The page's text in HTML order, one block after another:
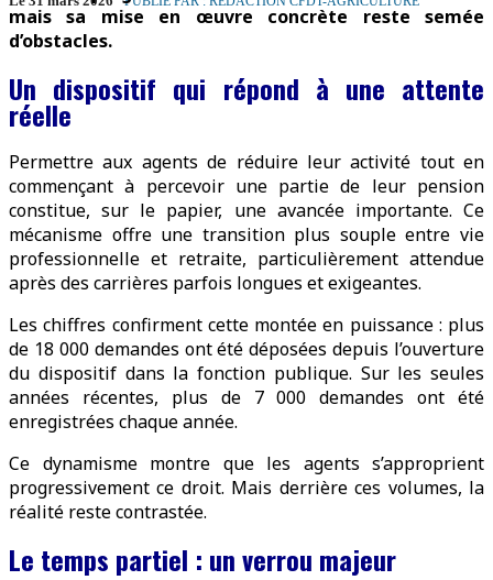
mais sa mise en œuvre concrète reste semée
d’obstacles.
Un dispositif qui répond à une attente
réelle
Permettre aux agents de réduire leur activité tout en
commençant à percevoir une partie de leur pension
constitue, sur le papier, une avancée importante. Ce
mécanisme offre une transition plus souple entre vie
professionnelle et retraite, particulièrement attendue
après des carrières parfois longues et exigeantes.
Les chiffres confirment cette montée en puissance : plus
de 18 000 demandes ont été déposées depuis l’ouverture
du dispositif dans la fonction publique. Sur les seules
années récentes, plus de 7 000 demandes ont été
enregistrées chaque année.
Ce dynamisme montre que les agents s’approprient
progressivement ce droit. Mais derrière ces volumes, la
réalité reste contrastée.
Le temps partiel : un verrou majeur